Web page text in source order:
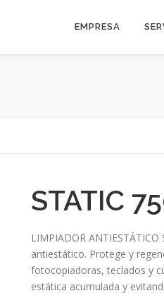
EMPRESA
STATIC
LIMPIADOR
antiestático. Protege y
fotocopiadoras, teclados y
estática acumulada y